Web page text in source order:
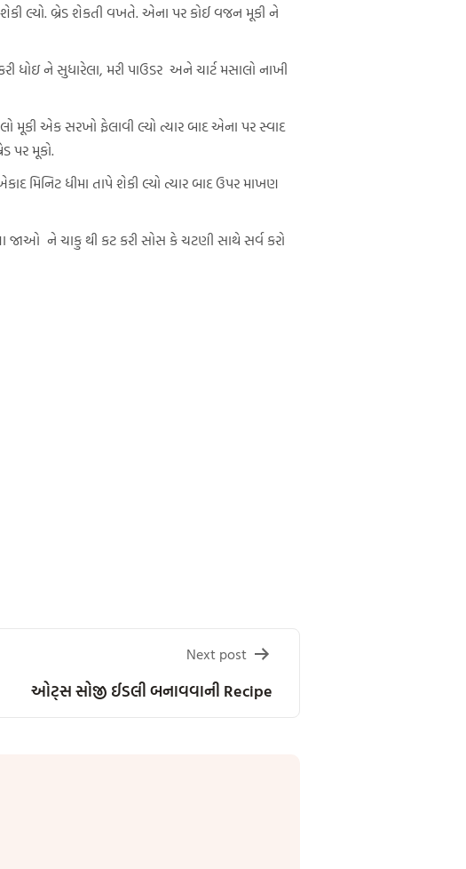
લ્યો. બ્રેડ શેકતી વખતે. એના પર કોઈ વજન મૂકી ને
ધોઇ ને સુધારેલા, મરી પાઉડર અને ચાર્ટ મસાલો નાખી
મૂકી એક સરખો ફેલાવી લ્યો ત્યાર બાદ એના પર સ્વાદ
પર મૂકો.
મિનિટ ધીમા તાપે શેકી લ્યો ત્યાર બાદ ઉપર માખણ
ને ચાકુ થી કટ કરી સોસ કે ચટણી સાથે સર્વ કરો
Next post
ઓટ્સ સોજી ઈડલી બનાવવાની Recipe